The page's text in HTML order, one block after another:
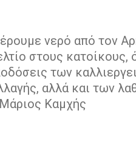
νερό από τον
στους κατοίκους,
των
αλλά και των
Καμχής